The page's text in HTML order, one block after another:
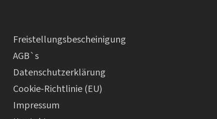
Freistellungsbescheinigung
AGB`s
Datenschutzerklärung
Cookie-Richtlinie (EU)
Impressum